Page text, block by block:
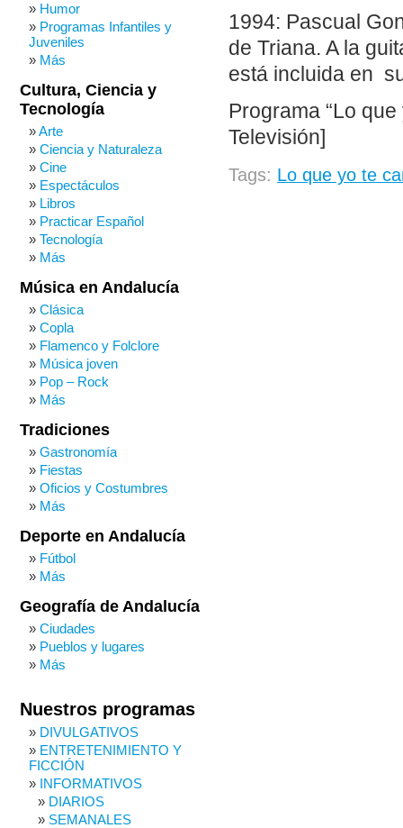
1994: Pascual
de Triana. A la
está incluida en
Programa “Lo
Televisión]
Tags: Lo que yo te
Humor
Programas Infantiles y
Juveniles
Más
Cultura, Ciencia y
Tecnología
Arte
Ciencia y Naturaleza
Cine
Espectáculos
Libros
Practicar Español
Tecnología
Más
Música en Andalucía
Clásica
Copla
Flamenco y Folclore
Música joven
Pop – Rock
Más
Tradiciones
Gastronomía
Fiestas
Oficios y Costumbres
Más
Deporte en Andalucía
Fútbol
Más
Geografía de Andalucía
Ciudades
Pueblos y lugares
Más
Nuestros programas
DIVULGATIVOS
ENTRETENIMIENTO Y
FICCIÓN
INFORMATIVOS
DIARIOS
SEMANALES